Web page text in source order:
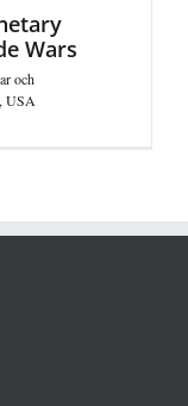
Wars
och
, USA